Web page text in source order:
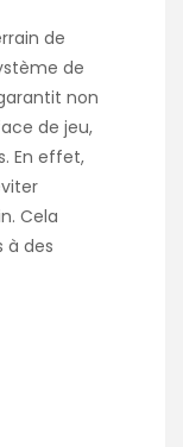
de
de
non
de jeu,
En effet,
Cela
à des